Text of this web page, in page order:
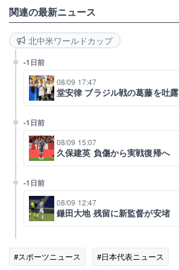
関連の最新ニュース
北中米ワールドカップ
-1日前
08/09 17:47
堂安律 ブラジル戦の葛藤を吐露
-1日前
08/09 15:07
久保建英 負傷から実戦復帰へ
-1日前
08/09 12:47
鎌田大地 残留に新監督が安堵
#スポーツニュース
#日本代表ニュース